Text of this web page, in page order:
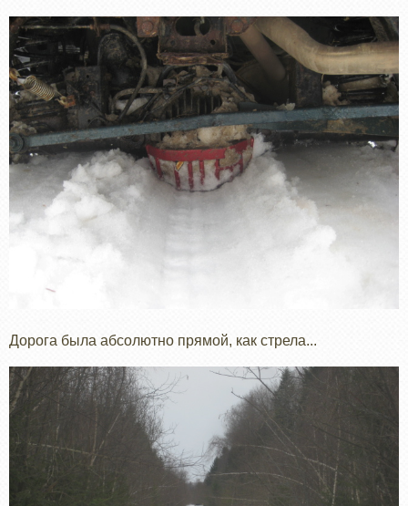
Дорога была абсолютно прямой, как стрела...